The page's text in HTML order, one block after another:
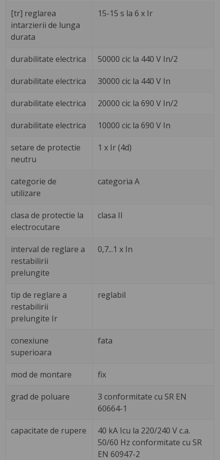
[tr] reglarea
intarzierii de lunga
durata
15-15 s la 6 x Ir
durabilitate electrica 50000 cic la 440 V In/2
durabilitate electrica 30000 cic la 440 V In
durabilitate electrica 20000 cic la 690 V In/2
durabilitate electrica 10000 cic la 690 V In
setare de protectie
neutru
1 x Ir (4d)
categorie de
utilizare
categoria A
clasa de protectie la
electrocutare
clasa II
interval de reglare a
restabilirii
prelungite
0,7...1 x In
tip de reglare a
restabilirii
prelungite Ir
reglabil
conexiune
superioara
fata
mod de montare fix
grad de poluare
3 conformitate cu SR EN
60664-1
capacitate de rupere
40 kA Icu la 220/240 V c.a.
50/60 Hz conformitate cu SR
EN 60947-2